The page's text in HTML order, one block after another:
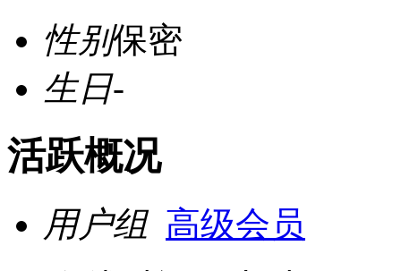
性别保密
生日-
活跃概况
用户组 高级会员